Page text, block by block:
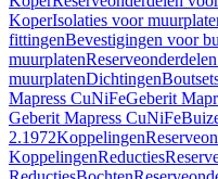
KoperIsolaties voor
fittingenBevestigingen voor
muurplaten
muurplatenDichtingen
Mapress CuNiFeGeberit
Geberit Mapress CuNiFe
2.1972Koppelingen
KoppelingenReducties